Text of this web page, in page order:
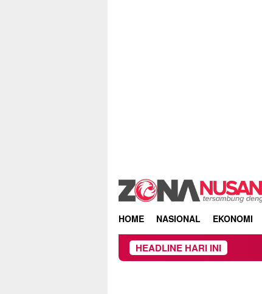
HOME NASIONAL EKONOMI
HEADLINE HARI INI